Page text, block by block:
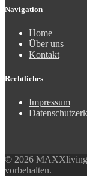
Navigation
Home
Über uns
Kontakt
Rechtliches
Impressum
© 2026 MAXXliving
vorbehalten.